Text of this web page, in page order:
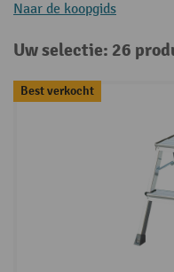
Naar de koopgids
Uw selectie: 26
Best verkocht